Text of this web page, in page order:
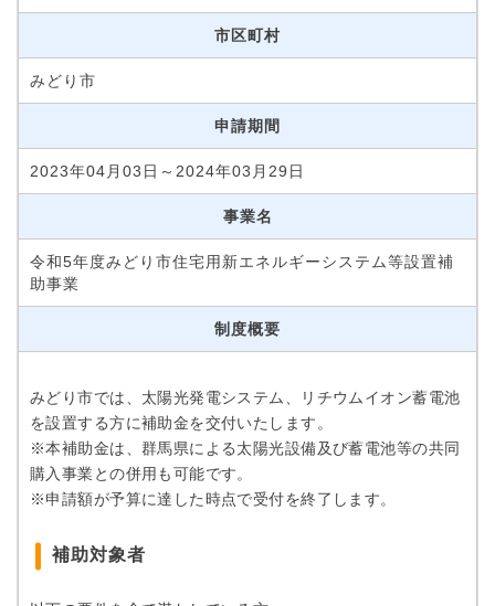
市区町村
みどり市
申請期間
2023年04月03日～2024年03月29日
事業名
令和5年度みどり市住宅用新エネルギーシステム等設置補
助事業
制度概要
みどり市では、太陽光発電システム、リチウムイオン蓄電池
を設置する方に補助金を交付いたします。
※本補助金は、群馬県による太陽光設備及び蓄電池等の共同
購入事業との併用も可能です。
※申請額が予算に達した時点で受付を終了します。
補助対象者